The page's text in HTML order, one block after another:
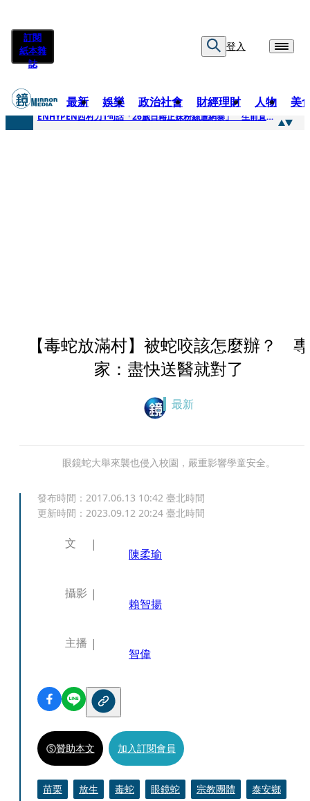
訂閱
紙本雜
誌
登入
最新 娛樂 政治社會 財經理財 人物 美
快訊
ENHYPEN西村力1句話「26歲日籍正妹粉絲遭網暴」 生前直播震撼畫面全網瘋傳！警方證實死訊
【毒蛇放滿村】被蛇咬該怎麼辦？ 專
家：盡快送醫就對了
最新
眼鏡蛇大舉來襲也侵入校園，嚴重影響學童安全。
發布時間： 2017.06.13 10:42 臺北時間
更新時間： 2023.09.12 20:24 臺北時間
文
陳柔瑜
攝影
賴智揚
主播
智偉
贊助本文 加入訂閱會員
苗栗 放生 毒蛇 眼鏡蛇 宗教團體 泰安鄉